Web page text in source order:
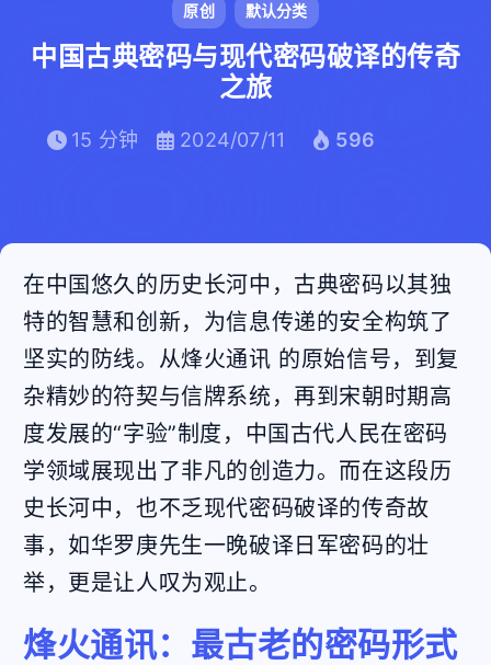
原创 默认分类
中国古典密码与现代密码破译的传奇
之旅
15 分钟 2024/07/11 596
在中国悠久的历史长河中，古典密码以其独
特的智慧和创新，为信息传递的安全构筑了
坚实的防线。从烽火通讯 的原始信号，到复
杂精妙的符契与信牌系统，再到宋朝时期高
度发展的“字验”制度，中国古代人民在密码
学领域展现出了非凡的创造力。而在这段历
史长河中，也不乏现代密码破译的传奇故
事，如华罗庚先生一晚破译日军密码的壮
举，更是让人叹为观止。
烽火通讯：最古老的密码形式